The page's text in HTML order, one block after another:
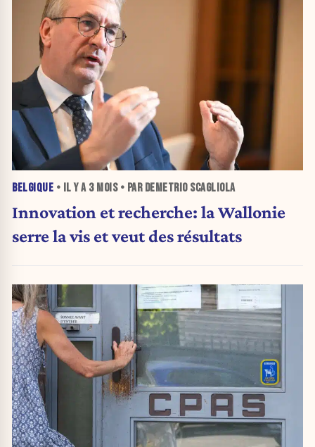
BELGIQUE • IL Y A 3 MOIS• PAR DEMETRIO SCAGLIOLA
Innovation et recherche: la Wallonie
serre la vis et veut des résultats